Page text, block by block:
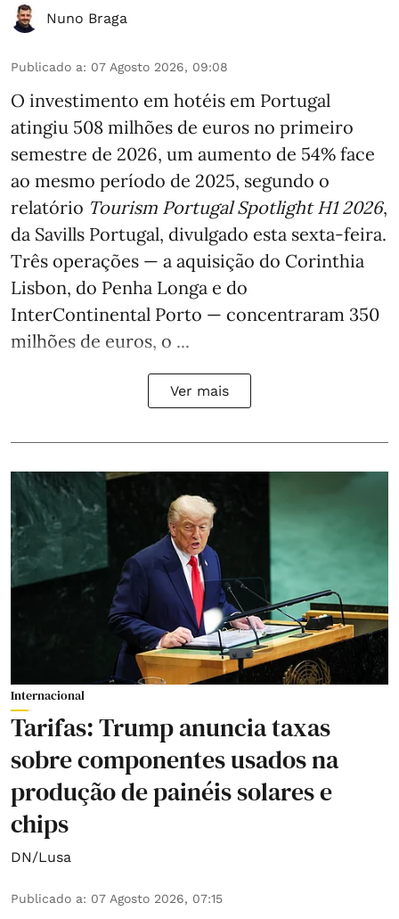
Nuno Braga
Publicado a: 07 Agosto 2026, 09:08
O investimento em hotéis em Portugal
atingiu 508 milhões de euros no primeiro
semestre de 2026, um aumento de 54% face
ao mesmo período de 2025, segundo o
relatório Tourism Portugal Spotlight H1 2026,
da Savills Portugal, divulgado esta sexta-feira.
Três operações — a aquisição do Corinthia
Lisbon, do Penha Longa e do
InterContinental Porto — concentraram 350
milhões de euros, o ...
Ver mais
Internacional
Tarifas: Trump anuncia taxas
sobre componentes usados na
produção de painéis solares e
chips
DN/Lusa
Publicado a: 07 Agosto 2026, 07:15